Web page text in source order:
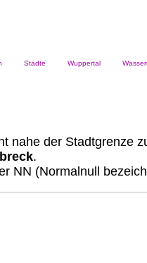
Städte Wuppertal
nahe der Stadtgrenze
.
NN (Normalnull